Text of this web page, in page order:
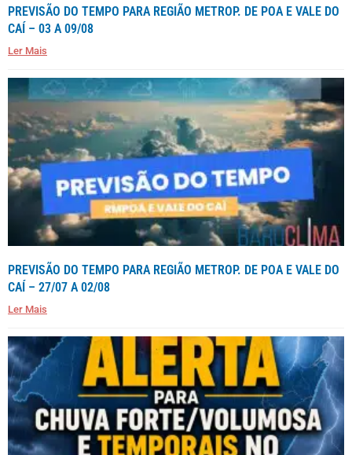
PREVISÃO DO TEMPO PARA REGIÃO METROP. DE POA E VALE DO
CAÍ – 03 A 09/08
Ler Mais
PREVISÃO DO TEMPO PARA REGIÃO METROP. DE POA E VALE DO
CAÍ – 27/07 A 02/08
Ler Mais